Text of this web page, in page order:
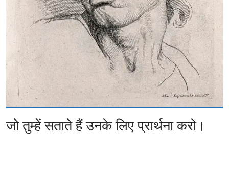
जो तुम्हें सताते हैं उनके लिए प्रार्थना करो।